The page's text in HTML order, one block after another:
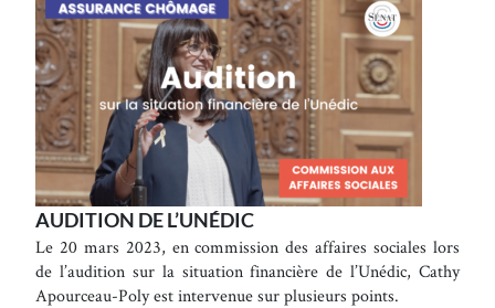
AUDITION DE L’UNÉDIC
Le 20 mars 2023, en commission des affaires sociales lors
de l’audition sur la situation financière de l’Unédic, Cathy
Apourceau-Poly est intervenue sur plusieurs points.